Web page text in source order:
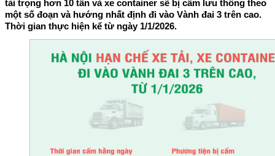
tải trọng hơn 10 tấn và xe container sẽ bị cấm lưu thông theo
một số đoạn và hướng nhất định đi vào Vành đai 3 trên cao.
Thời gian thực hiện kể từ ngày 1/1/2026.